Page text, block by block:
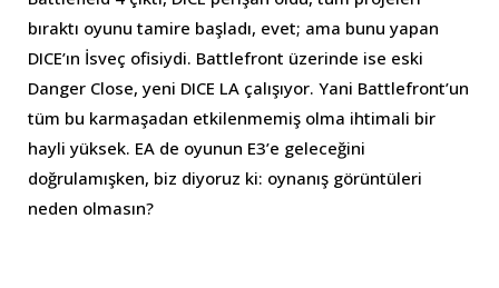
bıraktı oyunu tamire başladı, evet; ama bunu yapan
DICE’ın İsveç ofisiydi. Battlefront üzerinde ise eski
Danger Close, yeni DICE LA çalışıyor. Yani Battlefront’un
tüm bu karmaşadan etkilenmemiş olma ihtimali bir
hayli yüksek. EA de oyunun E3’e geleceğini
doğrulamışken, biz diyoruz ki: oynanış görüntüleri
neden olmasın?